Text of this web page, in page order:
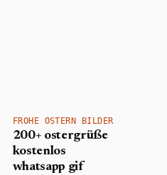
FROHE OSTERN BILDER
200+ ostergrüße
kostenlos
whatsapp gif